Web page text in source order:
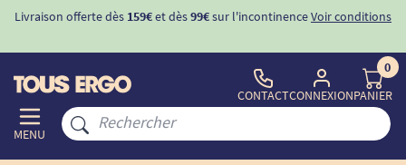
Livraison offerte dès 159€et dès99€sur l'incontinenceVoir conditions
MENU
CONTACTCONNEXION
0
PANIER